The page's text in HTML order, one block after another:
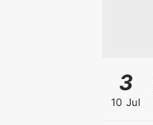
3
10 Jul